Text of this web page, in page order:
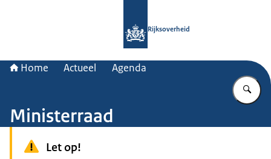
Rijksoverheid
Home Actueel Agenda
Ministerraad
Let op!